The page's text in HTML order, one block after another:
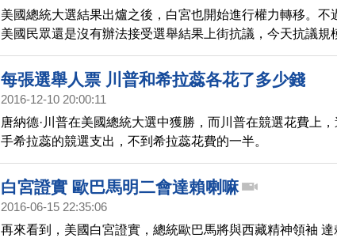
美國總統大選結果出爐之後，白宮也開始進行權力轉移。不
美國民眾還是沒有辦法接受選舉結果上街抗議，今天抗議規
擴大到北美25座城市。蘋果總裁庫克為此還特別發信給員工
工團結。
每張選舉人票 川普和希拉蕊各花了多少錢
2016-12-10 20:00:11
唐納德·川普在美國總統大選中獲勝，而川普在競選花費上
手希拉蕊的競選支出，不到希拉蕊花費的一半。
白宮證實 歐巴馬明二會達賴喇嘛
2016-06-15 22:35:06
再來看到，美國白宮證實，總統歐巴馬將與西藏精神領袖 達